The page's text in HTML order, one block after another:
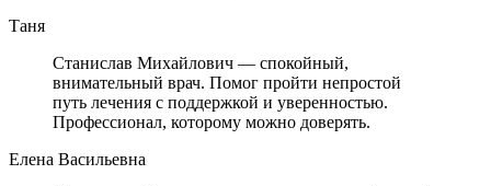
Таня
Станислав Михайлович — спокойный,
внимательный врач. Помог пройти непростой
путь лечения с поддержкой и уверенностью.
Профессионал, которому можно доверять.
Елена Васильевна